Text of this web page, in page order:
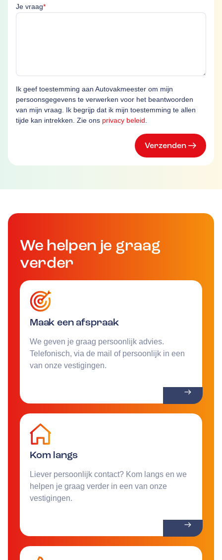
Je vraag*Je vraag is verplicht
Ik geef toestemming aan Autovakmeester om mijn
persoonsgegevens te verwerken voor het beantwoorden
van mijn vraag. Ik begrijp dat ik mijn toestemming te allen
tijde kan intrekken. Zie ons privacy beleid
Verzenden
We helpen je graag
verder
Maak een afspraak
We geven je graag persoonlijk advies.
Telefonisch, via de mail of persoonlijk in een
van onze vestigingen.
Kom langs
Liever persoonlijk contact? Kom langs en we
helpen je graag verder in een van onze
vestigingen.